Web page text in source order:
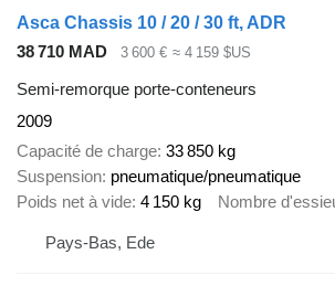
Asca Chassis 10 / 20 / 30 ft, ADR
38 710 MAD
3 600 € ≈ 4 159 $US
Semi-remorque porte-conteneurs
2009
Capacité de charge 33 850 kg
Suspension pneumatique/pneumatique
Poids net à vide 4 150 kg Nombre
Pays-Bas, Ede